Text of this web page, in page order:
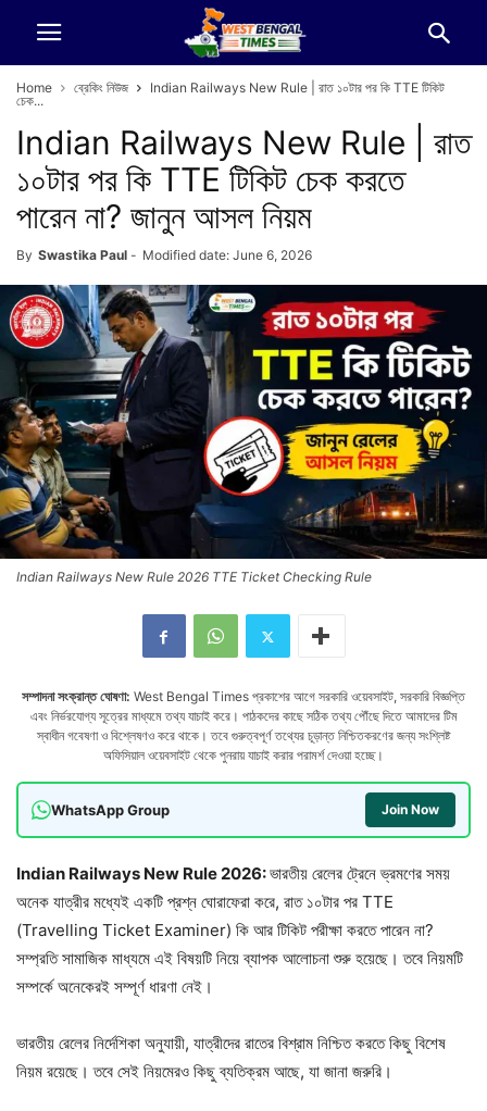
Home ব্রেকিং নিউজ
Indian Railways New Rule | রাত ১০টার পর কি TTE টিকিট
চেক...
Indian Railways New Rule | রাত
১০টার পর কি TTE টিকিট চেক করতে
পারেন না? জানুন আসল নিয়ম
By Swastika Paul - Modified date: June 6, 2026
Indian Railways New Rule 2026 TTE Ticket Checking Rule
সম্পাদনা সংক্রান্ত ঘোষণা: West Bengal Times প্রকাশের আগে সরকারি ওয়েবসাইট, সরকারি বিজ্ঞপ্তি
এবং নির্ভরযোগ্য সূত্রের মাধ্যমে তথ্য যাচাই করে। পাঠকদের কাছে সঠিক তথ্য পৌঁছে দিতে আমাদের টিম
স্বাধীন গবেষণা ও বিশ্লেষণও করে থাকে। তবে গুরুত্বপূর্ণ তথ্যের চূড়ান্ত নিশ্চিতকরণের জন্য সংশ্লিষ্ট
অফিসিয়াল ওয়েবসাইট থেকে পুনরায় যাচাই করার পরামর্শ দেওয়া হচ্ছে।
WhatsApp Group Join Now
Indian Railways New Rule 2026:ভারতীয় রেলের ট্রেনে ভ্রমণের সময়
অনেক যাত্রীর মধ্যেই একটি প্রশ্ন ঘোরাফেরা করে, রাত ১০টার পর TTE
(Travelling Ticket Examiner) কি আর টিকিট পরীক্ষা করতে পারেন না?
সম্প্রতি সামাজিক মাধ্যমে এই বিষয়টি নিয়ে ব্যাপক আলোচনা শুরু হয়েছে। তবে নিয়মটি
সম্পর্কে অনেকেরই সম্পূর্ণ ধারণা নেই।
ভারতীয় রেলের নির্দেশিকা অনুযায়ী, যাত্রীদের রাতের বিশ্রাম নিশ্চিত করতে কিছু বিশেষ
নিয়ম রয়েছে। তবে সেই নিয়মেরও কিছু ব্যতিক্রম আছে, যা জানা জরুরি।